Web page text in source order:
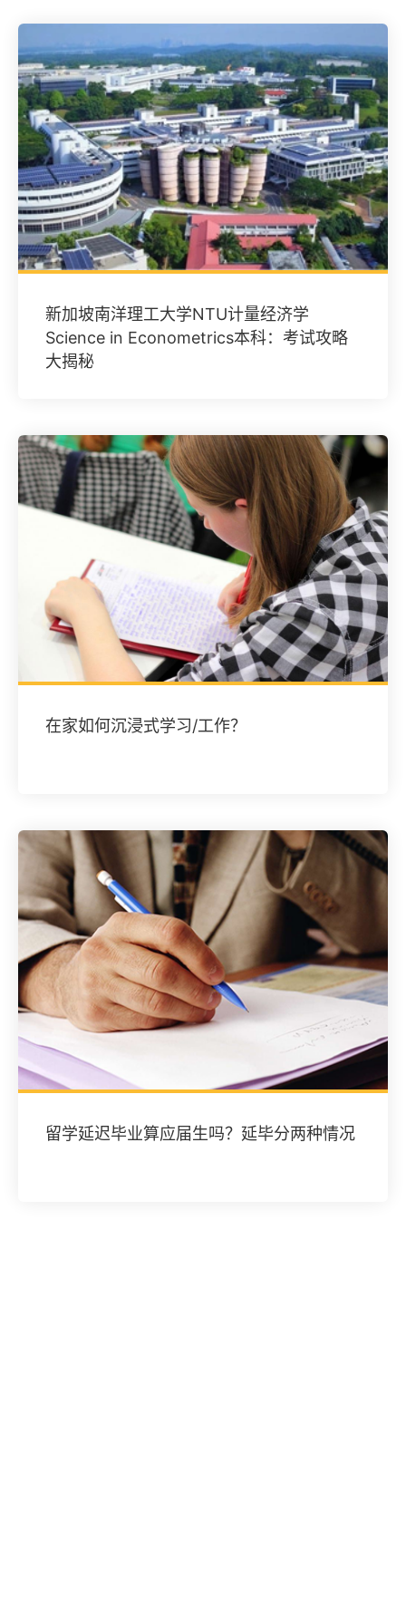
新加坡南洋理工大学NTU计量经济学
Science in Econometrics本科：考试攻略
大揭秘
在家如何沉浸式学习/工作？
留学延迟毕业算应届生吗？延毕分两种情况